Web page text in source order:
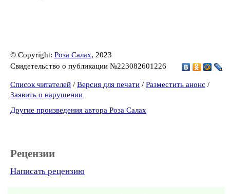
© Copyright: Роза Салах, 2023
Свидетельство о публикации №223082601226
Список читателей / Версия для печати / Разместить анонс /
Заявить о нарушении
Другие произведения автора Роза Салах
Рецензии
Написать рецензию